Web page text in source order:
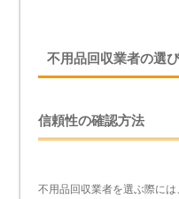
不用品回収業者の選
信頼性の確認方法
不用品回収業者を選ぶ際に